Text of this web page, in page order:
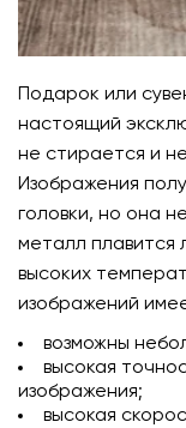
Подарок или
настоящий
не стирается и
Изображения
головки, но она
металл плавится
высоких
изображений
возможны
высокая
изображения;
высокая